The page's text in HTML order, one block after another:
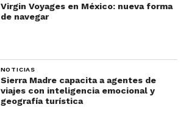
Virgin Voyages en México: nueva forma
de navegar
NOTICIAS
Sierra Madre capacita a agentes de
viajes con inteligencia emocional y
geografía turística